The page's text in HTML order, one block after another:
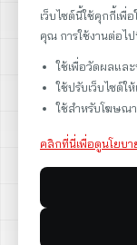
📍 95 ถ.ร่
เขตลาดก
เลขประจ
ดู
เว็บไซต์นี้ใช้คุกกี้เพื่
คุณ การใช้งานต่อไ
ใช้เพื่อวัดผลและ
ใช้ปรับเว็บไซต์ใ
ใช้สำหรับโฆษณ
คลิกที่นี่เพื่อดูนโยบา